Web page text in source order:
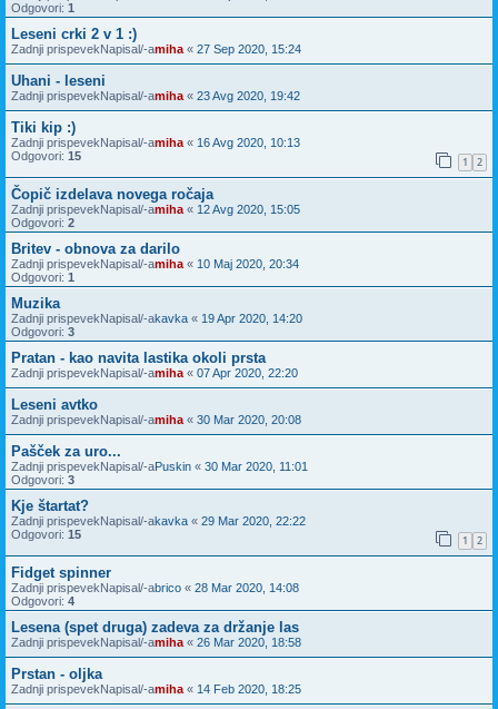
Odgovori: 1
Leseni crki 2 v 1 :)
Zadnji prispevekNapisal/-amiha « 27 Sep 2020, 15:24
Uhani - leseni
Zadnji prispevekNapisal/-amiha « 23 Avg 2020, 19:42
Tiki kip :)
Zadnji prispevekNapisal/-amiha « 16 Avg 2020, 10:13
Odgovori: 15 1 2
Čopič izdelava novega ročaja
Zadnji prispevekNapisal/-amiha « 12 Avg 2020, 15:05
Odgovori: 2
Britev - obnova za darilo
Zadnji prispevekNapisal/-amiha « 10 Maj 2020, 20:34
Odgovori: 1
Muzika
Zadnji prispevekNapisal/-akavka « 19 Apr 2020, 14:20
Odgovori: 3
Pratan - kao navita lastika okoli prsta
Zadnji prispevekNapisal/-amiha « 07 Apr 2020, 22:20
Leseni avtko
Zadnji prispevekNapisal/-amiha « 30 Mar 2020, 20:08
Pašček za uro...
Zadnji prispevekNapisal/-aPuskin « 30 Mar 2020, 11:01
Odgovori: 3
Kje štartat?
Zadnji prispevekNapisal/-akavka « 29 Mar 2020, 22:22
Odgovori: 15 1 2
Fidget spinner
Zadnji prispevekNapisal/-abrico « 28 Mar 2020, 14:08
Odgovori: 4
Lesena (spet druga) zadeva za držanje las
Zadnji prispevekNapisal/-amiha « 26 Mar 2020, 18:58
Prstan - oljka
Zadnji prispevekNapisal/-amiha « 14 Feb 2020, 18:25